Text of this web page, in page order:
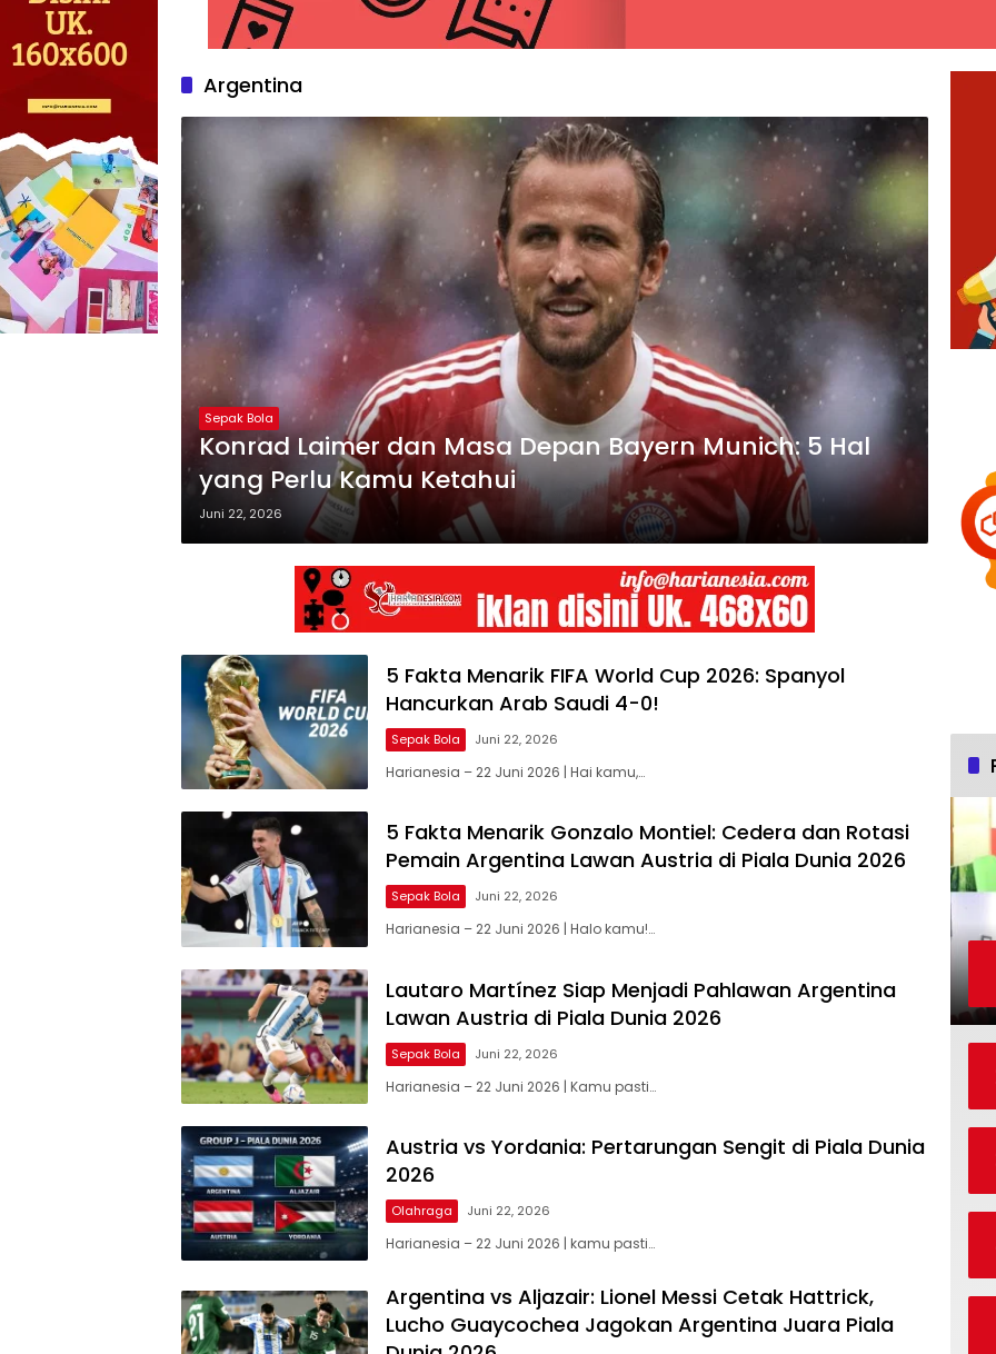
Argentina
Sepak Bola
Konrad Laimer dan Masa Depan Bayern Munich: 5 Hal
yang Perlu Kamu Ketahui
Juni 22, 2026
5 Fakta Menarik FIFA World Cup 2026: Spanyol
Hancurkan Arab Saudi 4-0!
Sepak Bola Juni 22, 2026
Harianesia – 22 Juni 2026 | Hai kamu,…
5 Fakta Menarik Gonzalo Montiel: Cedera dan Rotasi
Pemain Argentina Lawan Austria di Piala Dunia 2026
Sepak Bola Juni 22, 2026
Harianesia – 22 Juni 2026 | Halo kamu!…
Lautaro Martínez Siap Menjadi Pahlawan Argentina
Lawan Austria di Piala Dunia 2026
Sepak Bola Juni 22, 2026
Harianesia – 22 Juni 2026 | Kamu pasti…
Austria vs Yordania: Pertarungan Sengit di Piala Dunia
2026
Olahraga Juni 22, 2026
Harianesia – 22 Juni 2026 | kamu pasti…
Argentina vs Aljazair: Lionel Messi Cetak Hattrick,
Lucho Guaycochea Jagokan Argentina Juara Piala